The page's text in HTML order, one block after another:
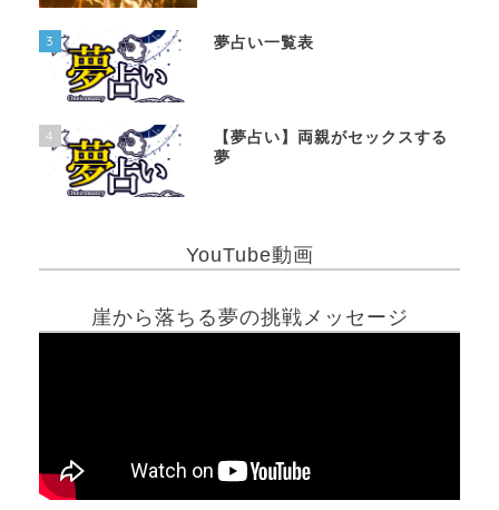
3 夢占い一覧表
4
【夢占い】両親がセックスする
夢
YouTube動画
崖から落ちる夢の挑戦メッセージ